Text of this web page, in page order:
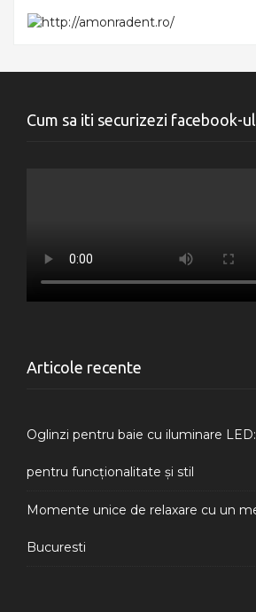
Cum sa iti securizezi facebook-
Articole recente
Oglinzi pentru baie cu iluminare
pentru funcționalitate și stil
Momente unice de relaxare cu un
Bucuresti